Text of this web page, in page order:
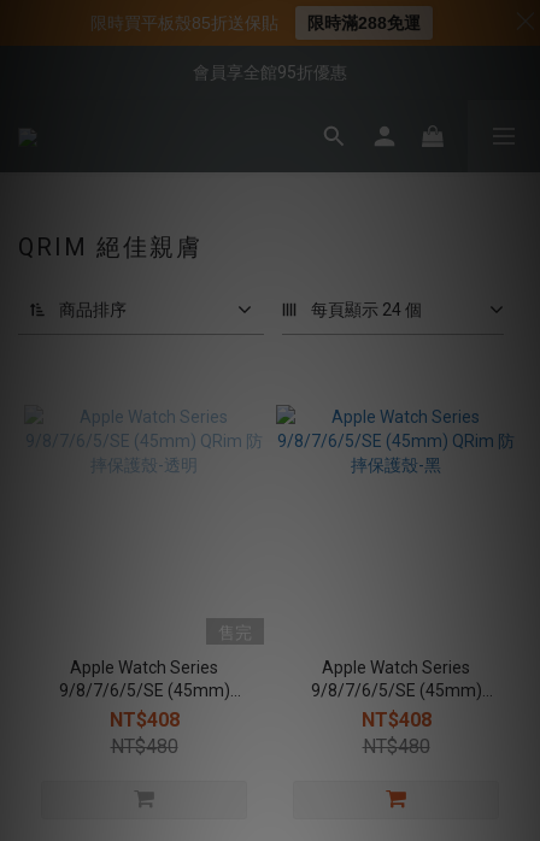
📍新客首購現折$50｜加入會員立即領取
📌年中下殺 手機殼3折起
會員享全館95折優惠
📍新客首購現折$50｜加入會員立即領取
QRIM 絕佳親膚
商品排序 每頁顯示 24 個
售完
Apple Watch Series
9/8/7/6/5/SE (45mm)
QRim 防摔保護殼-透明
NT$408
NT$480
Apple Watch Series
9/8/7/6/5/SE (45mm)
QRim 防摔保護殼-黑
NT$408
NT$480
限時買平板殼85折送保貼 限時滿288免運